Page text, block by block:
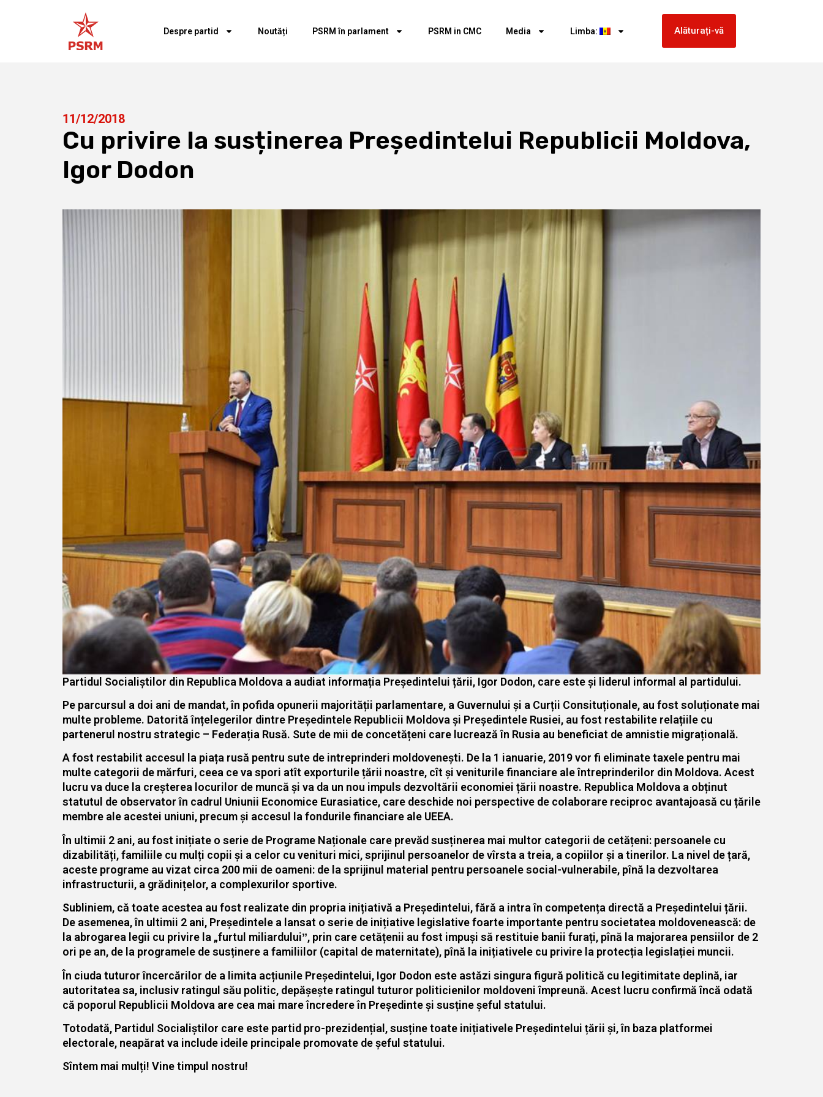
Despre partid Noutăți PSRM în parlament PSRM in CMC Media Limba: Alăturați-vă
11/12/2018
Cu privire la susținerea Președintelui Republicii Moldova,
Igor Dodon
Partidul Socialiștilor din Republica Moldova a audiat informația Președintelui țării, Igor Dodon, care este și liderul informal al partidului.
Pe parcursul a doi ani de mandat, în pofida opunerii majorității parlamentare, a Guvernului și a Curții Consituționale, au fost soluționate mai
multe probleme. Datorită înțelegerilor dintre Președintele Republicii Moldova și Președintele Rusiei, au fost restabilite relațiile cu
partenerul nostru strategic – Federația Rusă. Sute de mii de concetățeni care lucrează în Rusia au beneficiat de amnistie migrațională.
A fost restabilit accesul la piața rusă pentru sute de intreprinderi moldovenești. De la 1 ianuarie, 2019 vor fi eliminate taxele pentru mai
multe categorii de mărfuri, ceea ce va spori atît exporturile țării noastre, cît și veniturile financiare ale întreprinderilor din Moldova. Acest
lucru va duce la creșterea locurilor de muncă și va da un nou impuls dezvoltării economiei țării noastre. Republica Moldova a obținut
statutul de observator în cadrul Uniunii Economice Eurasiatice, care deschide noi perspective de colaborare reciproc avantajoasă cu țările
membre ale acestei uniuni, precum și accesul la fondurile financiare ale UEEA.
În ultimii 2 ani, au fost inițiate o serie de Programe Naționale care prevăd susținerea mai multor categorii de cetățeni: persoanele cu
dizabilități, familiile cu mulți copii și a celor cu venituri mici, sprijinul persoanelor de vîrsta a treia, a copiilor și a tinerilor. La nivel de țară,
aceste programe au vizat circa 200 mii de oameni: de la sprijinul material pentru persoanele social-vulnerabile, pînă la dezvoltarea
infrastructurii, a grădinițelor, a complexurilor sportive.
Subliniem, că toate acestea au fost realizate din propria inițiativă a Președintelui, fără a intra în competența directă a Președintelui țării.
De asemenea, în ultimii 2 ani, Președintele a lansat o serie de inițiative legislative foarte importante pentru societatea moldovenească: de
la abrogarea legii cu privire la „furtul miliarduluiˮ, prin care cetățenii au fost impuși să restituie banii furați, pînă la majorarea pensiilor de 2
ori pe an, de la programele de susținere a familiilor (capital de maternitate), pînă la inițiativele cu privire la protecția legislației muncii.
În ciuda tuturor încercărilor de a limita acțiunile Președintelui, Igor Dodon este astăzi singura figură politică cu legitimitate deplină, iar
autoritatea sa, inclusiv ratingul său politic, depășește ratingul tuturor politicienilor moldoveni împreună. Acest lucru confirmă încă odată
că poporul Republicii Moldova are cea mai mare încredere în Președinte și susține șeful statului.
Totodată, Partidul Socialiștilor care este partid pro-prezidențial, susține toate inițiativele Președintelui țării și, în baza platformei
electorale, neapărat va include ideile principale promovate de șeful statului.
Sîntem mai mulți! Vine timpul nostru!